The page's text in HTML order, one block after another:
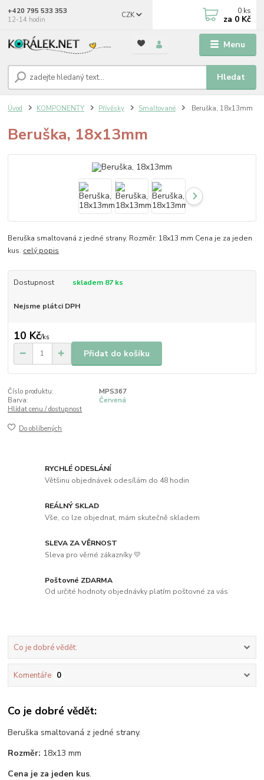
Menu
CZK
Hledat
+420 795 533 353
12-14 hodin
0 ks
za 0 Kč
Úvod KOMPONENTY Přívěsky Smaltované Beruška, 18x13mm
Beruška, 18x13mm
Beruška smaltovaná z jedné strany. Rozměr: 18x13 mm Cena je za jeden
kus. celý popis
Dostupnost skladem 87 ks
Nejsme plátci DPH
10 Kč/ks
Přidat do košíku
Číslo produktu:
MPS367
Barva:
Červená
Hlídat cenu / dostupnost
Do oblíbených
RYCHLÉ ODESLÁNÍ
Většinu objednávek odesílám do 48 hodin
REÁLNÝ SKLAD
Vše, co lze objednat, mám skutečně skladem
SLEVA ZA VĚRNOST
Sleva pro věrné zákazníky 💛
Poštovné ZDARMA
Od určité hodnoty objednávky platím poštovné za vás
Co je dobré vědět:
Komentáře 0
Co je dobré vědět:
Beruška smaltovaná z jedné strany.
Rozměr: 18x13 mm
Cena je za jeden kus.